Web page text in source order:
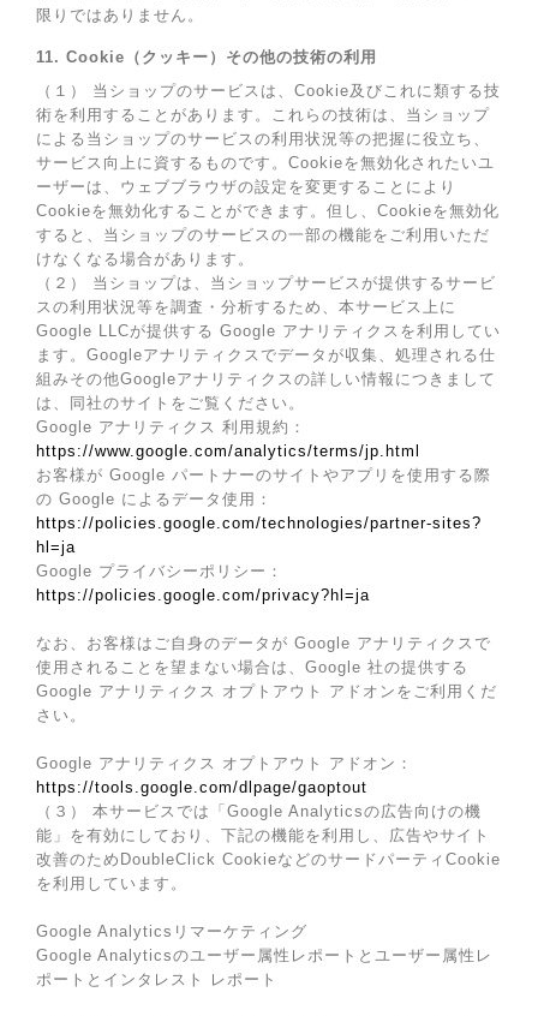
限りではありません。
11. Cookie（クッキー）その他の技術の利用
（１） 当ショップのサービスは、Cookie及びこれに類する技
術を利用することがあります。これらの技術は、当ショップ
による当ショップのサービスの利用状況等の把握に役立ち、
サービス向上に資するものです。Cookieを無効化されたいユ
ーザーは、ウェブブラウザの設定を変更することにより
Cookieを無効化することができます。但し、Cookieを無効化
すると、当ショップのサービスの一部の機能をご利用いただ
けなくなる場合があります。
（２） 当ショップは、当ショップサービスが提供するサービ
スの利用状況等を調査・分析するため、本サービス上に
Google LLCが提供する Google アナリティクスを利用してい
ます。Googleアナリティクスでデータが収集、処理される仕
組みその他Googleアナリティクスの詳しい情報につきまして
は、同社のサイトをご覧ください。
Google アナリティクス 利用規約：
https://www.google.com/analytics/terms/jp.html
お客様が Google パートナーのサイトやアプリを使用する際
の Google によるデータ使用：
https://policies.google.com/technologies/partner-sites?
hl=ja
Google プライバシーポリシー：
https://policies.google.com/privacy?hl=ja
なお、お客様はご自身のデータが Google アナリティクスで
使用されることを望まない場合は、Google 社の提供する
Google アナリティクス オプトアウト アドオンをご利用くだ
さい。
Google アナリティクス オプトアウト アドオン：
https://tools.google.com/dlpage/gaoptout
（３） 本サービスでは「Google Analyticsの広告向けの機
能」を有効にしており、下記の機能を利用し、広告やサイト
改善のためDoubleClick CookieなどのサードパーティCookie
を利用しています。
Google Analyticsリマーケティング
Google Analyticsのユーザー属性レポートとユーザー属性レ
ポートとインタレスト レポート